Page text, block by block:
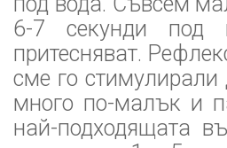
6-7 секунди
притесняват.
сме го стимулирали
много по-малък и
най-подходящата